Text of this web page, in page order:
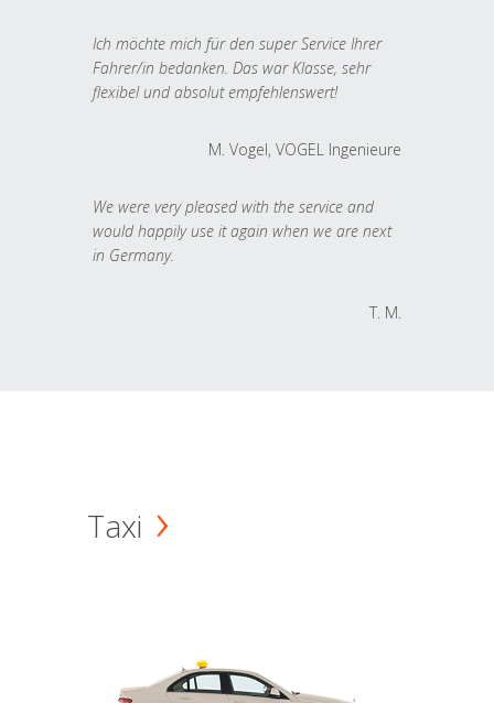
Ich möchte mich für den super Service Ihrer
Fahrer/in bedanken. Das war Klasse, sehr
flexibel und absolut empfehlenswert!
M. Vogel, VOGEL Ingenieure
We were very pleased with the service and
would happily use it again when we are next
in Germany.
T. M.
Taxi